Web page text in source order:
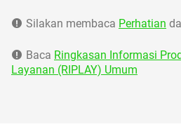
Silakan membaca Perhatian
Baca Ringkasan Informasi
Layanan (RIPLAY) Umum